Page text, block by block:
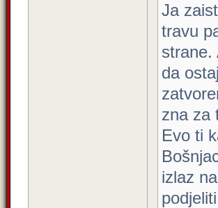
Ja
travu
strane.
da
zna za
Evo ti
izlaz